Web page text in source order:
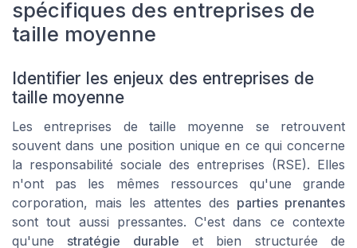
spécifiques des entreprises de
taille moyenne
Identifier les enjeux des entreprises de
taille moyenne
Les entreprises de taille moyenne se retrouvent
souvent dans une position unique en ce qui concerne
la responsabilité sociale des entreprises (RSE). Elles
n'ont pas les mêmes ressources qu'une grande
corporation, mais les attentes des parties prenantes
sont tout aussi pressantes. C'est dans ce contexte
qu'une stratégie durable et bien structurée de